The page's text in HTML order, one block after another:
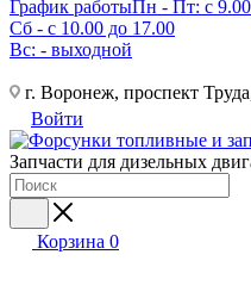
График работыПн - Пт: с
Сб - с 10.00 до 17.00
Вс: - выходной
г. Воронеж, проспект
Войти
Запчасти для дизельных
Корзина 0